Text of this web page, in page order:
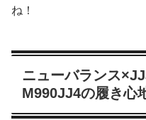
ね！
ニューバランス
M990JJ4の履き心